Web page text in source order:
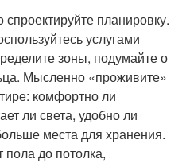
планировку.
услугами
зоны, подумайте о
Мысленно «проживите»
комфортно ли
ли света, удобно ли
места для хранения.
пола до потолка,